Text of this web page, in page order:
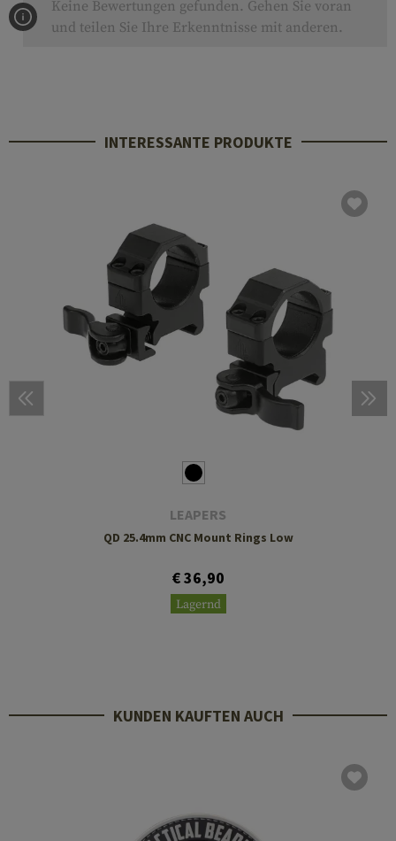
Keine Bewertungen gefunden. Gehen Sie voran
und teilen Sie Ihre Erkenntnisse mit anderen.
INTERESSANTE PRODUKTE
LEAPERS
QD 25.4mm CNC Mount Rings Low
€ 36,90
Lagernd
KUNDEN KAUFTEN AUCH